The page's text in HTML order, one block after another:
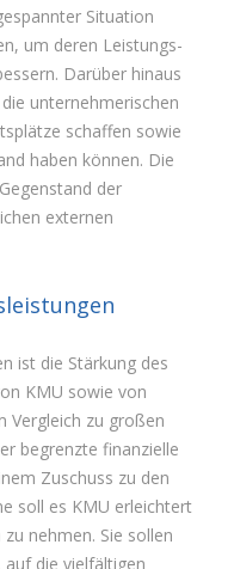
Situation
um deren Leistungs-
Darüber hinaus
unternehmerischen
schaffen sowie
haben können. Die
der
externen
ist die Stärkung des
KMU sowie von
Vergleich zu großen
begrenzte finanzielle
Zuschuss zu den
soll es KMU erleichtert
nehmen. Sie sollen
die vielfältigen